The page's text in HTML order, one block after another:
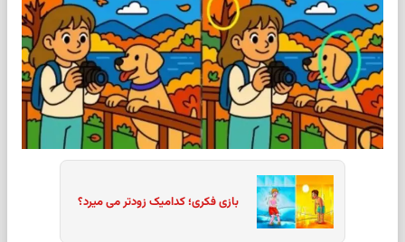
بازی فکری؛ کدامیک زودتر می میرد؟